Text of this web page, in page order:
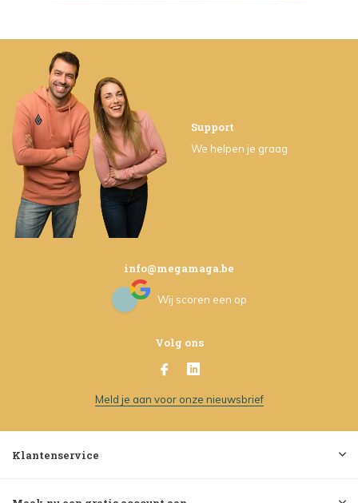
Support
We helpen je graag
info@megamaga.be
Wij scoren een op
Volg ons
Meld je aan voor onze nieuwsbrief
Klantenservice